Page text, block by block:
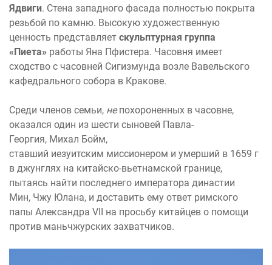
Ядвиги. Стена западного фасада полностью покрыта
резьбой по камню. Высокую художественную
ценность представляет скульптурная группа
«Пиета» работы Яна Пфистера. Часовня имеет
сходство с часовней Сигизмунда возле Вавельского
кафедрального собора в Кракове.
Среди членов семьи, непохороненных в часовне,
оказался один из шести сыновей Павла-
Георгия, Михал Бойм,
ставший иезуитским миссионером и умерший в 1659 г
в джунглях на китайско-вьетнамской границе,
пытаясь найти последнего императора династии
Мин, Чжу Юлана, и доставить ему ответ римского
папы Александра VII на просьбу китайцев о помощи
против маньчжурских захватчиков.